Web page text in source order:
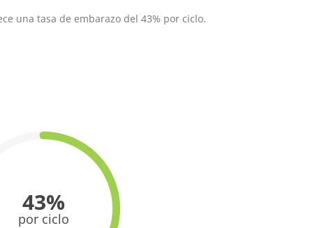
una tasa de embarazo del 43% por ciclo.
43%
por ciclo